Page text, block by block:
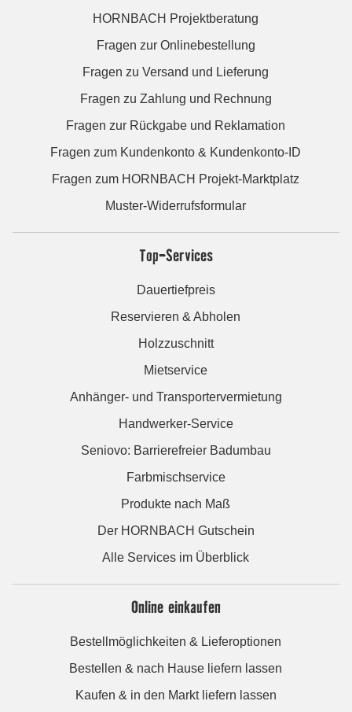
HORNBACH Projektberatung
Fragen zur Onlinebestellung
Fragen zu Versand und Lieferung
Fragen zu Zahlung und Rechnung
Fragen zur Rückgabe und Reklamation
Fragen zum Kundenkonto & Kundenkonto-ID
Fragen zum HORNBACH Projekt-Marktplatz
Muster-Widerrufsformular
Top-Services
Dauertiefpreis
Reservieren & Abholen
Holzzuschnitt
Mietservice
Anhänger- und Transportervermietung
Handwerker-Service
Seniovo: Barrierefreier Badumbau
Farbmischservice
Produkte nach Maß
Der HORNBACH Gutschein
Alle Services im Überblick
Online einkaufen
Bestellmöglichkeiten & Lieferoptionen
Bestellen & nach Hause liefern lassen
Kaufen & in den Markt liefern lassen